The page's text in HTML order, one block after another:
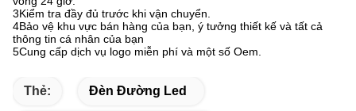
3Kiểm tra đầy đủ trước khi vận chuyển.
4Bảo vệ khu vực bán hàng của bạn, ý tưởng thiết kế và tất cả
thông tin cá nhân của bạn
5Cung cấp dịch vụ logo miễn phí và một số Oem.
Thẻ: Đèn Đường Led